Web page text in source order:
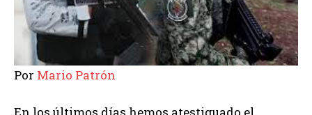
Por Mario Patrón
En los últimos días hemos atestiguado el